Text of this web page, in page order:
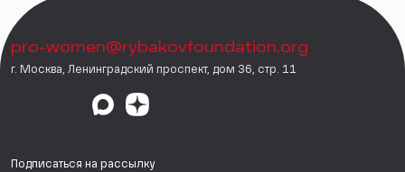
pro-women@rybakovfoundation.org
г. Москва, Ленинградский проспект, дом 36, стр. 11
Подписаться на рассылку